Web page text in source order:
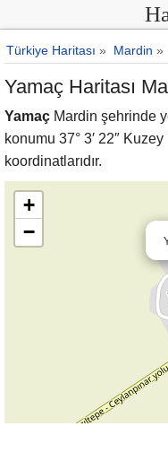
Türkiye Haritası » Mardin »
Yamaç Haritası
Yamaç Mardin şehrinde
konumu 37° 3′ 22″
koordinatlarıdır.
+
−